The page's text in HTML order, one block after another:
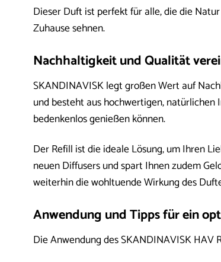
Dieser Duft ist perfekt für alle, die die
Zuhause sehnen.
Nachhaltigkeit und Qualität
SKANDINAVISK legt großen Wert auf
und besteht aus hochwertigen, natürlichen
bedenkenlos genießen können.
Der Refill ist die ideale Lösung, um Ihren
neuen Diffusers und spart Ihnen zudem
weiterhin die wohltuende Wirkung des
Anwendung und Tipps für ein
Die Anwendung des SKANDINAVISK HAV